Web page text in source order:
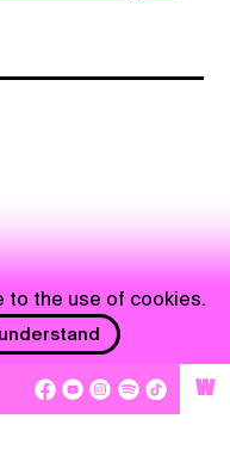
W
to the use of cookies.
understand